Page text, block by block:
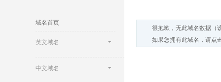
域名首页
英文域名
中文域名
很抱歉，无此域名数据（
如果您拥有此域名，请点